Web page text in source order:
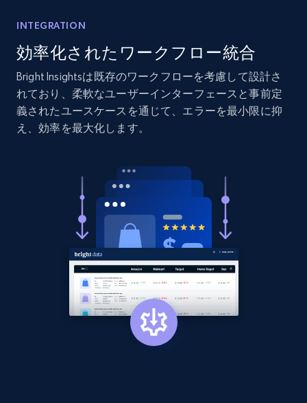
INTEGRATION
効率化されたワークフロー統合
Bright Insightsは既存のワークフローを考慮して設計さ
れており、柔軟なユーザーインターフェースと事前定
義されたユースケースを通じて、エラーを最小限に抑
え、効率を最大化します。